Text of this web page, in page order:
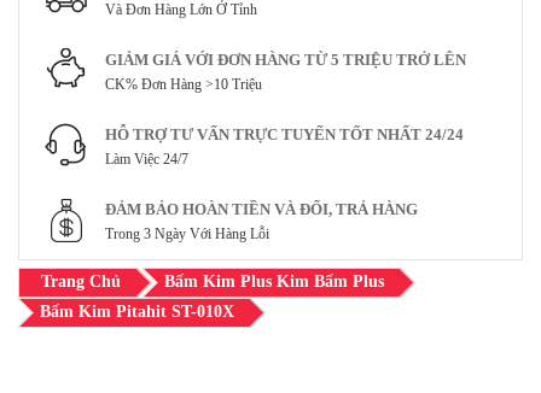
Và Đơn Hàng Lớn Ở Tỉnh
GIẢM GIÁ VỚI ĐƠN HÀNG TỪ 5 TRIỆU TRỞ LÊN
CK% Đơn Hàng >10 Triệu
HỖ TRỢ TƯ VẤN TRỰC TUYẾN TỐT NHẤT 24/24
Làm Việc 24/7
ĐẢM BẢO HOÀN TIỀN VÀ ĐỔI, TRẢ HÀNG
Trong 3 Ngày Với Hàng Lỗi
Trang Chủ
Bấm Kim Plus Kim Bấm Plus
Bấm Kim Pitahit ST-010X